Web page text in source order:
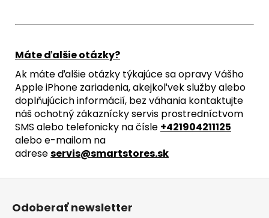
Máte ďalšie otázky?
Ak máte ďalšie otázky týkajúce sa opravy Vášho
Apple iPhone zariadenia, akejkoľvek služby alebo
doplňujúcich informácií, bez váhania kontaktujte
náš ochotný zákaznícky servis prostredníctvom
SMS alebo telefonicky na čísle +421904211125
alebo e-mailom na
adreseservis@smartstores.sk
Z
Odoberať newsletter